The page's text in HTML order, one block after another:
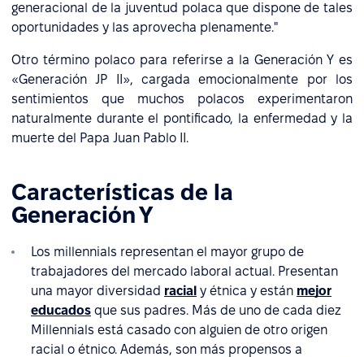
generacional de la juventud polaca que dispone de tales
oportunidades y las aprovecha plenamente."
Otro término polaco para referirse a la Generación Y es
«Generación JP II», cargada emocionalmente por los
sentimientos que muchos polacos experimentaron
naturalmente durante el pontificado, la enfermedad y la
muerte del Papa Juan Pablo II.
Características de la
Generación Y
Los millennials representan el mayor grupo de
trabajadores del mercado laboral actual. Presentan
una mayor diversidad racial y étnica y están mejor
educados que sus padres. Más de uno de cada diez
Millennials está casado con alguien de otro origen
racial o étnico. Además, son más propensos a